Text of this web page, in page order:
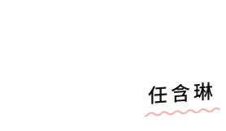
任含琳